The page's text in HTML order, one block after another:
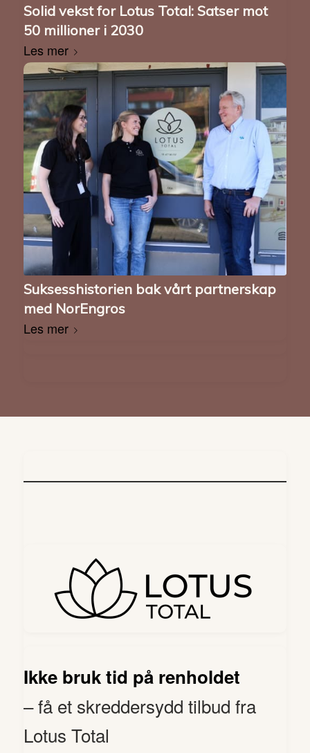
Solid vekst for Lotus Total: Satser mot
50 millioner i 2030
Les mer
Suksesshistorien bak vårt partnerskap
med NorEngros
Les mer
Ikke bruk tid på renholdet
– få et skreddersydd tilbud fra
Lotus Total